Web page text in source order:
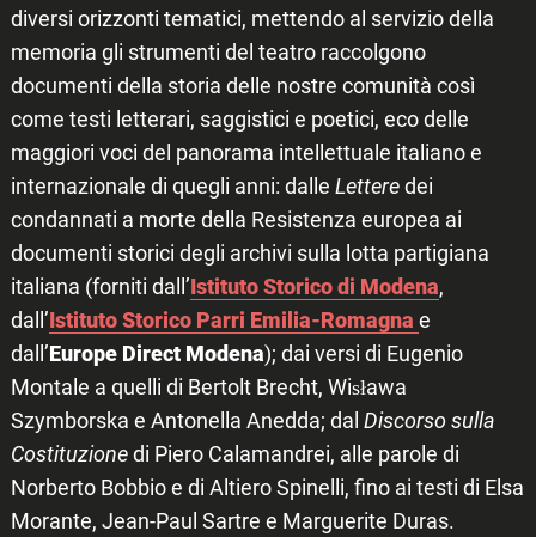
diversi orizzonti tematici, mettendo al servizio della
memoria gli strumenti del teatro raccolgono
documenti della storia delle nostre comunità così
come testi letterari, saggistici e poetici, eco delle
maggiori voci del panorama intellettuale italiano e
internazionale di quegli anni: dalle Letteredei
condannati a morte della Resistenza europea ai
documenti storici degli archivi sulla lotta partigiana
italiana (forniti dall’Istituto Storico di Modena,
dall’Istituto Storico Parri Emilia-Romagna e
dall’Europe Direct Modena); dai versi di Eugenio
Montale a quelli di Bertolt Brecht, Wisława
Szymborska e Antonella Anedda; dal Discorso sulla
Costituzionedi Piero Calamandrei, alle parole di
Norberto Bobbio e di Altiero Spinelli, fino ai testi di Elsa
Morante, Jean-Paul Sartre e Marguerite Duras.